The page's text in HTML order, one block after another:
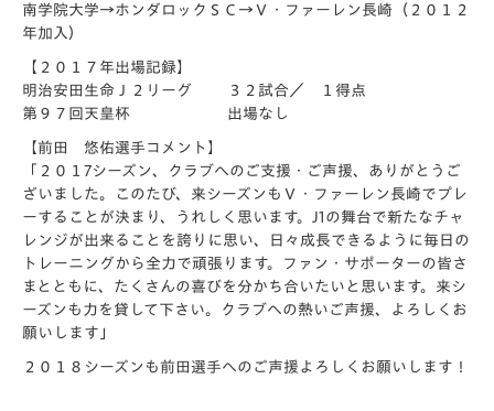
南学院大学→ホンダロックＳＣ→Ｖ・ファーレン長崎（２０１２
年加入）
【２０１７年出場記録】
明治安田生命Ｊ２リーグ ３２試合／ １得点
第９７回天皇杯 出場なし
【前田 悠佑選手コメント】
「２０１7シーズン、クラブへのご支援・ご声援、ありがとうご
ざいました。このたび、来シーズンもＶ・ファーレン長崎でプレ
ーすることが決まり、うれしく思います。J1の舞台で新たなチャ
レンジが出来ることを誇りに思い、日々成長できるように毎日の
トレーニングから全力で頑張ります。ファン・サポーターの皆さ
まとともに、たくさんの喜びを分かち合いたいと思います。来シ
ーズンも力を貸して下さい。クラブへの熱いご声援、よろしくお
願いします」
２０１８シーズンも前田選手へのご声援よろしくお願いします！